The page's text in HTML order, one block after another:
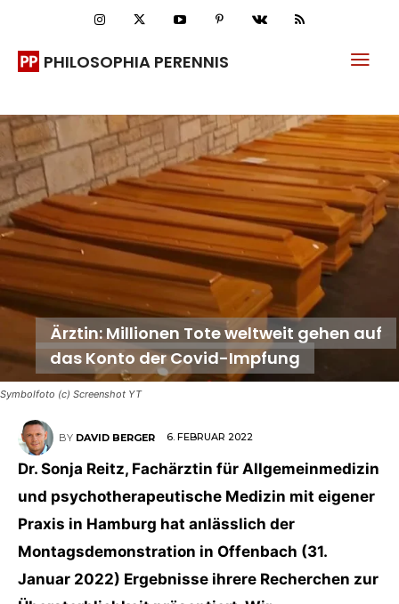
PHILOSOPHIA PERENNIS
Symbolfoto (c) Screenshot YT
Ärztin: Millionen Tote weltweit gehen auf
das Konto der Covid-Impfung
BY DAVID BERGER 6. FEBRUAR 2022
Dr. Sonja Reitz, Fachärztin für Allgemeinmedizin
und psychotherapeutische Medizin mit eigener
Praxis in Hamburg hat anlässlich der
Montagsdemonstration in Offenbach (31.
Januar 2022) Ergebnisse ihrere Recherchen zur